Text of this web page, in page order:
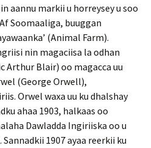
aannu markii u horreysey u soo
Soomaaliga, buuggan
(Animal Farm).
nin magaciisa la odhan
Arthur Blair) oo magacca uu
(George Orwell),
Orwel waxa uu ku dhalshay
ahaa 1903, halkaas oo
Dawladda Ingiriiska oo u
1907 ayaa reerkii ku